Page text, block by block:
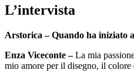
L’intervista
Arstorica – Quando ha iniziato
Enza Viceconte –La mia
mio amore per il disegno, il colore